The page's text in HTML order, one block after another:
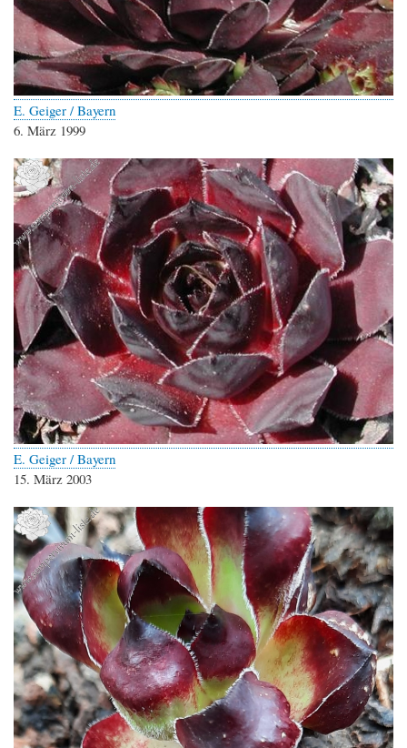
E. Geiger / Bayern
6. März 1999
E. Geiger / Bayern
15. März 2003